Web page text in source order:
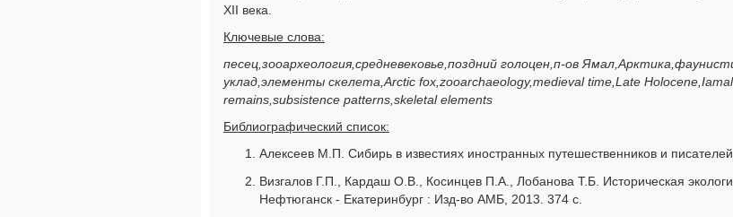
XII века.
Ключевые слова:
песец,зооархеология,средневековье,поздний голоцен,п-ов
уклад,элементы скелета,Arctic fox,zooarchaeology,medieval time,Late
remains,subsistence patterns,skeletal elements
Библиографический список:
Алексеев М.П. Сибирь в известиях иностранных путешественников и
Визгалов Г.П., Кардаш О.В., Косинцев П.А., Лобанова Т.Б. Историческая
Нефтюганск - Екатеринбург : Изд-во АМБ, 2013. 374 с.